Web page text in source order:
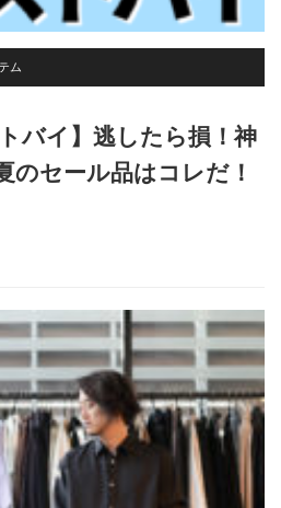
ム
バイ】逃したら損！神
のセール品はコレだ！